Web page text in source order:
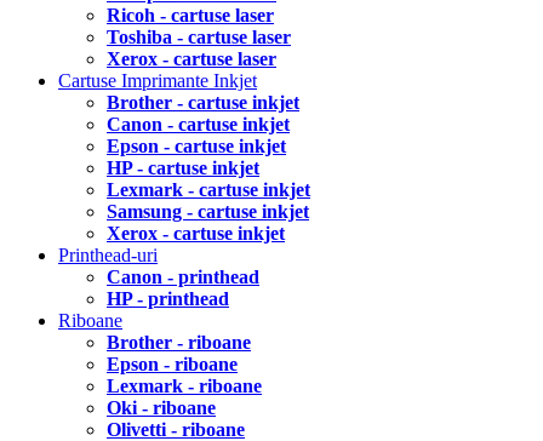
Ricoh - cartuse laser
Toshiba - cartuse laser
Xerox - cartuse laser
Cartuse Imprimante Inkjet
Brother - cartuse inkjet
Canon - cartuse inkjet
Epson - cartuse inkjet
HP - cartuse inkjet
Lexmark - cartuse inkjet
Samsung - cartuse inkjet
Xerox - cartuse inkjet
Printhead-uri
Canon - printhead
HP - printhead
Riboane
Brother - riboane
Epson - riboane
Lexmark - riboane
Oki - riboane
Olivetti - riboane